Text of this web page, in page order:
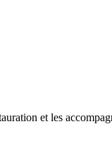
et les